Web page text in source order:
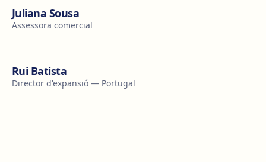
Juliana Sousa
Assessora comercial
Rui Batista
Director d'expansió — Portugal